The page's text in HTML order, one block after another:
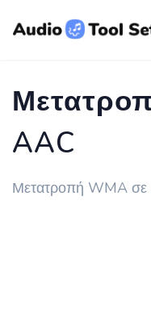
AAC
Μετατροπή WMA